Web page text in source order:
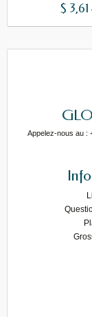
$ 3,61
Appelez-nous au :